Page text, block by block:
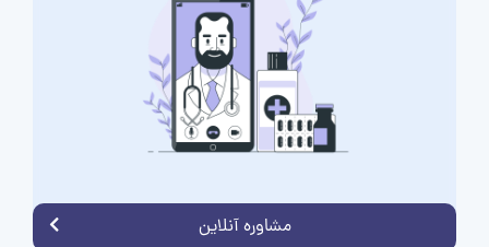
مشاوره آنلاین